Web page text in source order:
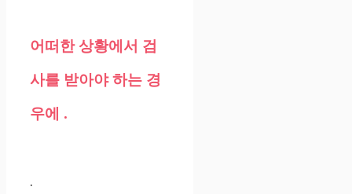
어떠한 상황에서 검
사를 받아야 하는 경
우에 .
.